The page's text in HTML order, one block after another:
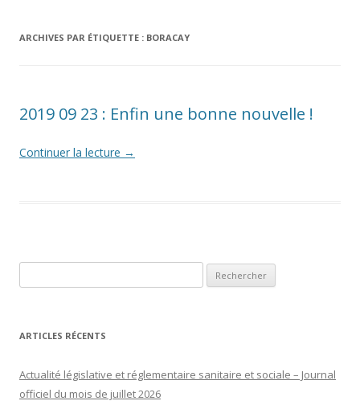
ARCHIVES PAR ÉTIQUETTE : BORACAY
2019 09 23 : Enfin une bonne nouvelle !
Continuer la lecture →
ARTICLES RÉCENTS
Actualité législative et réglementaire sanitaire et sociale – Journal
officiel du mois de juillet 2026